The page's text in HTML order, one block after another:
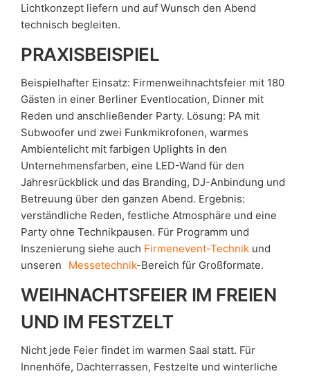
Lichtkonzept liefern und auf Wunsch den Abend
technisch begleiten.
PRAXISBEISPIEL
Beispielhafter Einsatz: Firmenweihnachtsfeier mit 180
Gästen in einer Berliner Eventlocation, Dinner mit
Reden und anschließender Party. Lösung: PA mit
Subwoofer und zwei Funkmikrofonen, warmes
Ambientelicht mit farbigen Uplights in den
Unternehmensfarben, eine LED-Wand für den
Jahresrückblick und das Branding, DJ-Anbindung und
Betreuung über den ganzen Abend. Ergebnis:
verständliche Reden, festliche Atmosphäre und eine
Party ohne Technikpausen. Für Programm und
Inszenierung siehe auch Firmenevent-Technik und
unseren
Messetechnik-Bereich für Großformate.
WEIHNACHTSFEIER IM FREIEN
UND IM FESTZELT
Nicht jede Feier findet im warmen Saal statt. Für
Innenhöfe, Dachterrassen, Festzelte und winterliche